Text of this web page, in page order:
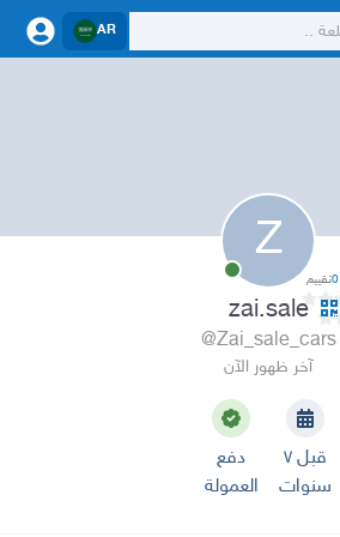
AR
Z
0تقييم
zai.sale
@Zai_sale_cars
آخر ظهور الآن
قبل ٧
سنوات
دفع
العمولة